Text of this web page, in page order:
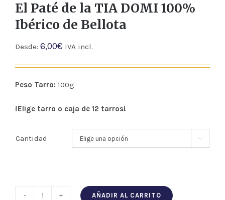
El Paté de la TIA DOMI 100%
Ibérico de Bellota
Desde: 6,00€ IVA incl.
Peso Tarro: 100g
¡Elige tarro o caja de 12 tarros!
Cantidad 
AÑADIR AL CARRITO